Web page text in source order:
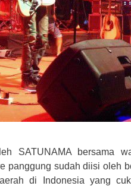
SATUNAMA bersama
panggung sudah diisi oleh
di Indonesia yang